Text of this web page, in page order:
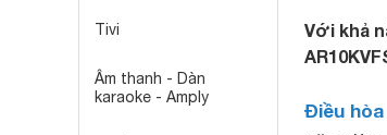
Tivi
Âm thanh - Dàn
karaoke - Amply
Với khả
Điều hòa